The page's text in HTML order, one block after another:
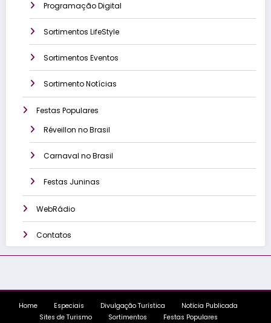
Programação Digital
Sortimentos LifeStyle
Sortimentos Eventos
Sortimento Notícias
Festas Populares
Réveillon no Brasil
Carnaval no Brasil
Festas Juninas
WebRádio
Contatos
Home Especiais Divulgação Turística
Notícia Publicada
Sites de Turismo
Sortimentos Festas Populares